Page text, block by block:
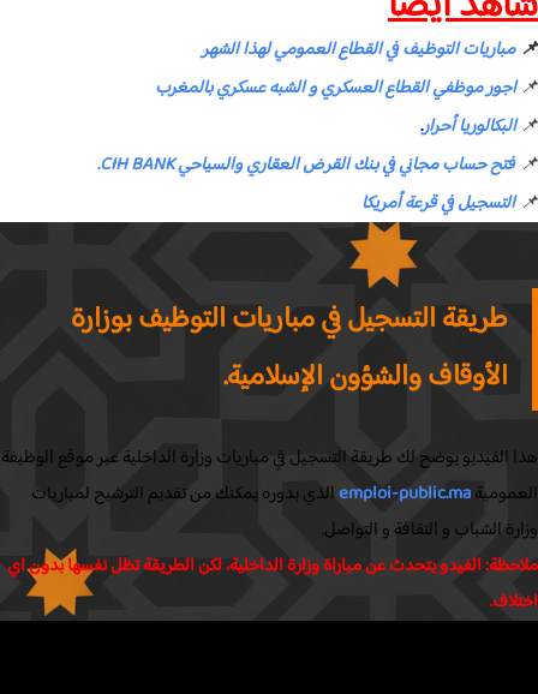
مباريات التوظيف في القطاع العمومي لهذا الشهر
اجور موظفي القطاع العسكري و الشبه عسكري بالمغرب
البكالوريا أحرار.
فتح حساب مجاني في بنك القرض العقاري والسياحي CIH BANK.
التسجيل في قرعة أمريكا
طريقة التسجيل في مباريات التوظيف بوزارة
الأوقاف والشؤون الإسلامية.
يوضح لك طريقة التسجيل في مباريات وزارة الداخلية عبر موقع الوظيفة
emploi-public.maالذي بدوره يمكنك من تقديم الترشيح لمباريات
الشباب و الثقافة و التواصل.
الفيدو يتحدث عن مباراة وزارة الداخلية، لكن الطريقة تظل نفسها بدون اي